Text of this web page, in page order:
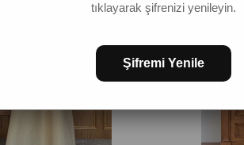
tıklayarak şifrenizi yenileyin.
Şifremi Yenile